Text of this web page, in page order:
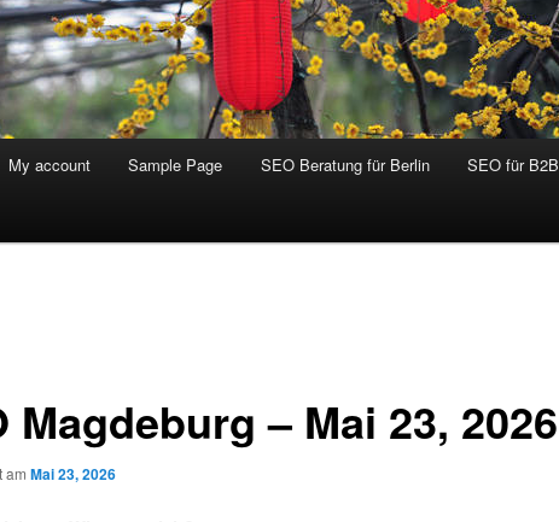
My account Sample Page SEO Beratung für Berlin SEO für B2B
Magdeburg – Mai 23, 2026
am Mai 23, 2026